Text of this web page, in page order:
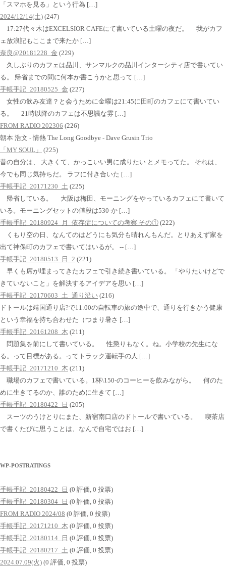
「スマホを見る」という行為 […]
2024/12/14(土) (247)
17:27代々木はEXCELSIOR CAFEにて書いている土曜の夜だ。 我がカフ
ェ放浪記もここまで来たか […]
奈良@20181228_金 (229)
久しぶりのカフェは品川、サンマルクの品川インターシティ店で書いてい
る。 帰省までの間に何本か書こうかと思って […]
手帳手記_20180525_金 (227)
女性の飲み友達？と会うために金曜は21:45に田町のカフェにて書いてい
る。 21時以降のカフェは不思議な雰 […]
FROM RADIO 202306 (226)
朝本 浩文 - 情熱 The Long Goodbye - Dave Grusin Trio
「MY SOUL」
(225)
昔の自分は、 大きくて、かっこいい男に成りたい とメモってた。 それは、
今でも同じ気持ちだ。 ラフに付き合いた […]
手帳手記_20171230_土 (225)
帰省している。 大阪は梅田、モーニングをやっているカフェにて書いて
いる。モーニングセットの値段は530-か […]
手帳手記_20180924_月_依存症についての考察 その① (222)
くもり空の日、なんてのはどうにも気分も晴れんもんだ。とりあえず家を
出て神保町のカフェで書いてはいるが。 -- […]
手帳手記_20180513_日_2 (221)
早くも席が埋まってきたカフェで引き続き書いている。 「やりたいけどで
きていないこと」を解決するアイデアを思い […]
手帳手記_20170603_土_通り沿い (216)
ドトールは靖国通り店?で11:00の自転車の旅の途中で、通りを行きかう健康
という幸福を持ち合わせた（つまり暑さ […]
手帳手記_20161208_木 (211)
問題集を前にして書いている。 性懲りもなく。ね。小学校の先生にな
る。って目標がある。ってトラック運転手の人 […]
手帳手記_20171210_木 (211)
職場のカフェで書いている。1杯\150-のコーヒーを飲みながら。 何のた
めに生きてるのか、誰のために生きて […]
手帳手記_20180422_日 (205)
スーツのうけとりにまた、新宿南口店のドトールで書いている。 喫茶店
で書くたびに思うことは、なんで自宅ではお […]
WP-POSTRATINGS
手帳手記_20180422_日 (0 評価, 0 投票)
手帳手記_20180304_日 (0 評価, 0 投票)
FROM RADIO 2024/08 (0 評価, 0 投票)
手帳手記_20171210_木 (0 評価, 0 投票)
手帳手記_20180114_日 (0 評価, 0 投票)
手帳手記_20180217_土 (0 評価, 0 投票)
2024.07.09(火) (0 評価, 0 投票)